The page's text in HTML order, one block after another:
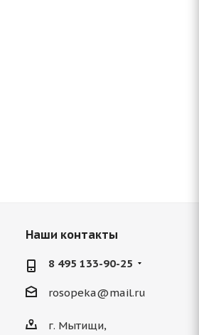
Наши контакты
8 495 133-90-25
rosopeka@mail.ru
г. Мытищи,